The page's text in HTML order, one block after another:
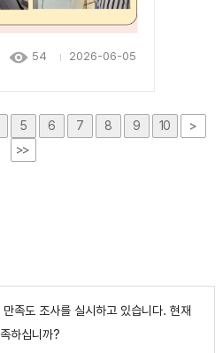
54 2026-06-05
5 6 7 8 9 10
>
>>
족도 조사를 실시하고 있습니다. 현재
하십니까?